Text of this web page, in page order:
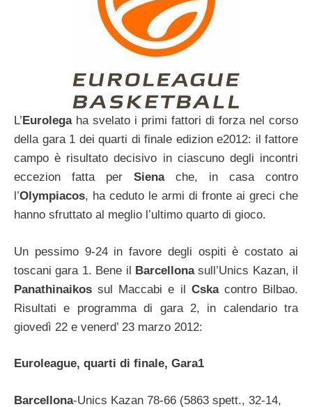
L’ Eurolegaha svelato i primi fattori di forza nel corso
della gara 1 dei quarti di finale edizion e2012: il fattore
campo è risultato decisivo in ciascuno degli incontri
eccezion fatta per Sienache, in casa contro
l’Olympiacos, ha ceduto le armi di fronte ai greci che
hanno sfruttato al meglio l’ultimo quarto di gioco.
Un pessimo 9-24 in favore degli ospiti è costato ai
toscani gara 1. Bene il Barcellonasull’Unics Kazan, il
Panathinaikossul Maccabi e il Cska contro Bilbao.
Risultati e programma di gara 2, in calendario tra
giovedì 22 e venerd’ 23 marzo 2012:
Euroleague, quarti di finale, Gara1
Barcellona-Unics Kazan 78-66 (5863 spett., 32-14,